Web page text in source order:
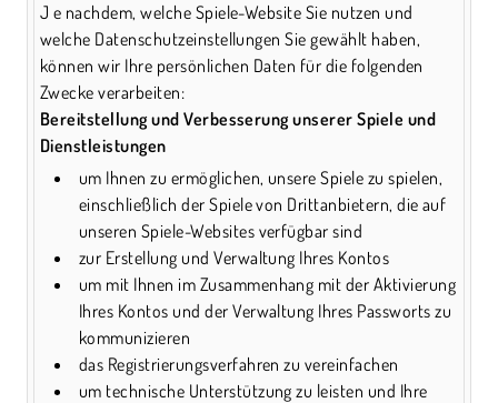
J e nachdem, welche Spiele-Website Sie nutzen und
welche Datenschutzeinstellungen Sie gewählt haben,
können wir Ihre persönlichen Daten für die folgenden
Zwecke verarbeiten:
Bereitstellung und Verbesserung unserer Spiele und
Dienstleistungen
um Ihnen zu ermöglichen, unsere Spiele zu spielen,
einschließlich der Spiele von Drittanbietern, die auf
unseren Spiele-Websites verfügbar sind
zur Erstellung und Verwaltung Ihres Kontos
um mit Ihnen im Zusammenhang mit der Aktivierung
Ihres Kontos und der Verwaltung Ihres Passworts zu
kommunizieren
das Registrierungsverfahren zu vereinfachen
um technische Unterstützung zu leisten und Ihre